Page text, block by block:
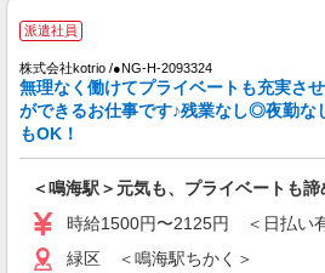
派遣社員
株式会社kotrio /●NG-H-2093324
＜鳴海駅＞元気も
週3〜OK/看護助手
時給1500円〜
通費全支給(ガソリン代
派遣社員
株式会社kotrio /●NG-H-2093324
無理なく働けてプライベートも充実さ
ができるお仕事です♪残業なし◎夜勤な
もOK！
＜鳴海駅＞元気も、プライベートも諦
時給1500円〜2125円 ＜日払い
緑区 ＜鳴海駅ちかく＞